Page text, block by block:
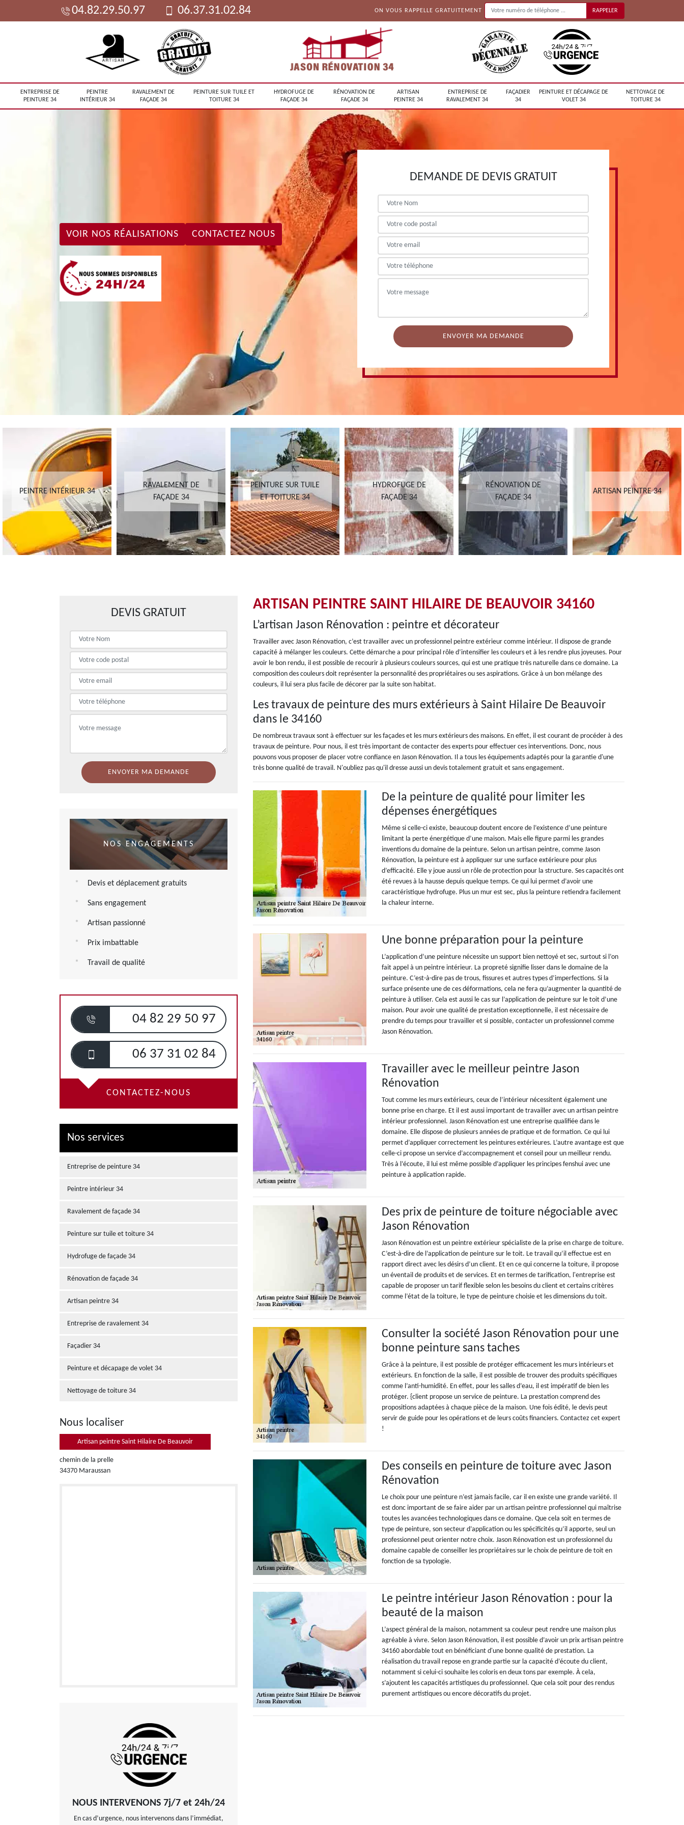
04.82.29.50.97 06.37.31.02.84 ON VOUS RAPPELLE GRATUITEMENT
ENTREPRISE DE
PEINTURE 34
PEINTRE
INTÉRIEUR 34
RAVALEMENT DE
FAÇADE 34
PEINTURE SUR TUILE ET
TOITURE 34
HYDROFUGE DE
FAÇADE 34
RÉNOVATION DE
FAÇADE 34
ARTISAN
PEINTRE 34
ENTREPRISE DE
RAVALEMENT 34
FAÇADIER
34
PEINTURE ET DÉCAPAGE DE
VOLET 34
NETTOYAGE DE
TOITURE 34
VOIR NOS RÉALISATIONS CONTACTEZ NOUS
DEMANDE DE DEVIS GRATUIT
PEINTRE INTÉRIEUR 34
RAVALEMENT DE
FAÇADE 34
PEINTURE SUR TUILE
ET TOITURE 34
HYDROFUGE DE
FAÇADE 34
RÉNOVATION DE
FAÇADE 34
ARTISAN PEINTRE 34
DEVIS GRATUIT
NOS ENGAGEMENTS
Devis et déplacement gratuits
Sans engagement
Artisan passionné
Prix imbattable
Travail de qualité
04 82 29 50 97
06 37 31 02 84
CONTACTEZ-NOUS
Nos services
Entreprise de peinture 34
Peintre intérieur 34
Ravalement de façade 34
Peinture sur tuile et toiture 34
Hydrofuge de façade 34
Rénovation de façade 34
Artisan peintre 34
Entreprise de ravalement 34
Façadier 34
Peinture et décapage de volet 34
Nettoyage de toiture 34
Nous localiser
Artisan peintre Saint Hilaire De Beauvoir
chemin de la prelle
34370 Maraussan
NOUS INTERVENONS 7j/7 et 24h/24
En cas d’urgence, nous intervenons dans l’immédiat,
ARTISAN PEINTRE SAINT HILAIRE DE BEAUVOIR 34160
L’artisan Jason Rénovation : peintre et décorateur
Travailler avec Jason Rénovation, c’est travailler avec un professionnel peintre extérieur comme intérieur. Il dispose de grande
capacité à mélanger les couleurs. Cette démarche a pour principal rôle d’intensifier les couleurs et à les rendre plus joyeuses. Pour
avoir le bon rendu, il est possible de recourir à plusieurs couleurs sources, qui est une pratique très naturelle dans ce domaine. La
composition des couleurs doit représenter la personnalité des propriétaires ou ses aspirations. Grâce à un bon mélange des
couleurs, il lui sera plus facile de décorer par la suite son habitat.
Les travaux de peinture des murs extérieurs à Saint Hilaire De Beauvoir
dans le 34160
De nombreux travaux sont à effectuer sur les façades et les murs extérieurs des maisons. En effet, il est courant de procéder à des
travaux de peinture. Pour nous, il est très important de contacter des experts pour effectuer ces interventions. Donc, nous
pouvons vous proposer de placer votre confiance en Jason Rénovation. Il a tous les équipements adaptés pour la garantie d'une
très bonne qualité de travail. N'oubliez pas qu'il dresse aussi un devis totalement gratuit et sans engagement.
De la peinture de qualité pour limiter les
dépenses énergétiques
Même si celle-ci existe, beaucoup doutent encore de l’existence d’une peinture
limitant la perte énergétique d’une maison. Mais elle figure parmi les grandes
inventions du domaine de la peinture. Selon un artisan peintre, comme Jason
Rénovation, la peinture est à appliquer sur une surface extérieure pour plus
d’efficacité. Elle y joue aussi un rôle de protection pour la structure. Ses capacités ont
été revues à la hausse depuis quelque temps. Ce qui lui permet d’avoir une
caractéristique hydrofuge. Plus un mur est sec, plus la peinture retiendra facilement
la chaleur interne.
Une bonne préparation pour la peinture
L’application d’une peinture nécessite un support bien nettoyé et sec, surtout si l’on
fait appel à un peintre intérieur. La propreté signifie lisser dans le domaine de la
peinture. C’est-à-dire pas de trous, fissures et autres types d’imperfections. Si la
surface présente une de ces déformations, cela ne fera qu’augmenter la quantité de
peinture à utiliser. Cela est aussi le cas sur l’application de peinture sur le toit d’une
maison. Pour avoir une qualité de prestation exceptionnelle, il est nécessaire de
prendre du temps pour travailler et si possible, contacter un professionnel comme
Jason Rénovation.
Travailler avec le meilleur peintre Jason
Rénovation
Tout comme les murs extérieurs, ceux de l’intérieur nécessitent également une
bonne prise en charge. Et il est aussi important de travailler avec un artisan peintre
intérieur professionnel. Jason Rénovation est une entreprise qualifiée dans le
domaine. Elle dispose de plusieurs années de pratique et de formation. Ce qui lui
permet d’appliquer correctement les peintures extérieures. L’autre avantage est que
celle-ci propose un service d’accompagnement et conseil pour un meilleur rendu.
Très à l’écoute, il lui est même possible d’appliquer les principes fenshui avec une
peinture à application rapide.
Des prix de peinture de toiture négociable avec
Jason Rénovation
Jason Rénovation est un peintre extérieur spécialiste de la prise en charge de toiture.
C’est-à-dire de l’application de peinture sur le toit. Le travail qu’il effectue est en
rapport direct avec les désirs d’un client. Et en ce qui concerne la toiture, il propose
un éventail de produits et de services. Et en termes de tarification, l'entreprise est
capable de proposer un tarif flexible selon les besoins du client et certains critères
comme l’état de la toiture, le type de peinture choisie et les dimensions du toit.
Consulter la société Jason Rénovation pour une
bonne peinture sans taches
Grâce à la peinture, il est possible de protéger efficacement les murs intérieurs et
extérieurs. En fonction de la salle, il est possible de trouver des produits spécifiques
comme l’anti-humidité. En effet, pour les salles d’eau, il est impératif de bien les
protéger. {client propose un service de peinture. La prestation comprend des
propositions adaptées à chaque pièce de la maison. Une fois édité, le devis peut
servir de guide pour les opérations et de leurs coûts financiers. Contactez cet expert
!
Des conseils en peinture de toiture avec Jason
Rénovation
Le choix pour une peinture n’est jamais facile, car il en existe une grande variété. Il
est donc important de se faire aider par un artisan peintre professionnel qui maîtrise
toutes les avancées technologiques dans ce domaine. Que cela soit en termes de
type de peinture, son secteur d’application ou les spécificités qu’il apporte, seul un
professionnel peut orienter notre choix. Jason Rénovation est un professionnel du
domaine capable de conseiller les propriétaires sur le choix de peinture de toit en
fonction de sa typologie.
Le peintre intérieur Jason Rénovation : pour la
beauté de la maison
L’aspect général de la maison, notamment sa couleur peut rendre une maison plus
agréable à vivre. Selon Jason Rénovation, il est possible d’avoir un prix artisan peintre
34160 abordable tout en bénéficiant d'une bonne qualité de prestation. La
réalisation du travail repose en grande partie sur la capacité d’écoute du client,
notamment si celui-ci souhaite les coloris en deux tons par exemple. À cela,
s’ajoutent les capacités artistiques du professionnel. Que cela soit pour des rendus
purement artistiques ou encore décoratifs du projet.